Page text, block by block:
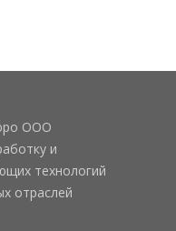
ООО
и
технологий
отраслей